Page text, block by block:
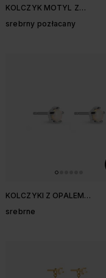
KOLCZYK MOTYL Z
9,3 MM
srebrny pozłacany
KOLCZYKI Z OPALEM
srebrne